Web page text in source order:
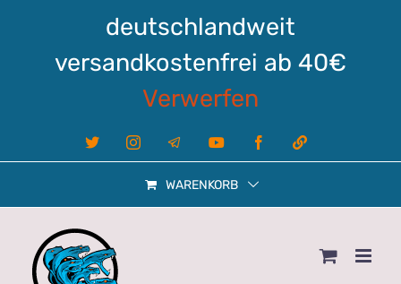
deutschlandweit
versandkostenfrei ab 40€
Verwerfen
X InstagramTelegram YouTube FacebookLinktree
WARENKORB